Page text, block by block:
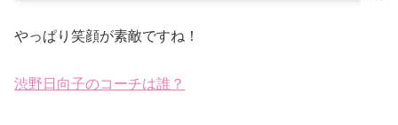
やっぱり笑顔が素敵ですね！
渋野日向子のコーチは誰？